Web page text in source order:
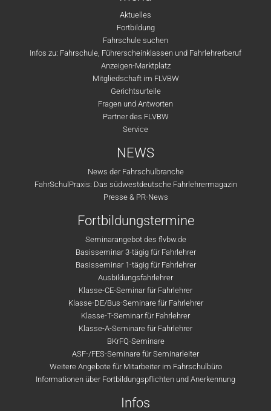
Aktuelles
Fortbildung
Fahrschule suchen
Infos zu: Fahrschule, Führerscheinklassen und Fahrlehrerberuf
Anzeigen-Marktplatz
Mitgliedschaft im FLVBW
Gerichtsurteile
Fragen und Antworten
Partner des FLVBW
Service
NEWS
News der Fahrschulbranche
FahrSchulPraxis: Das südwestdeutsche Fahrlehrermagazin
Presse & PR-News
Fortbildungstermine
Seminarangebot des flvbw.de
Basisseminar 3-tägig für Fahrlehrer
Basisseminar 1-tägig für Fahrlehrer
Ausbildungsfahrlehrer
Klasse-CE-Seminar für Fahrlehrer
Klasse-DE/Bus-Seminare für Fahrlehrer
Klasse-T-Seminar für Fahrlehrer
Klasse-A-Seminare für Fahrlehrer
BKrFQ-Seminare
ASF-/FES-Seminare für Seminarleiter
Weitere Angebote für Mitarbeiter im Fahrschulbüro
Informationen über Fortbildungspflichten und Anerkennung
Infos